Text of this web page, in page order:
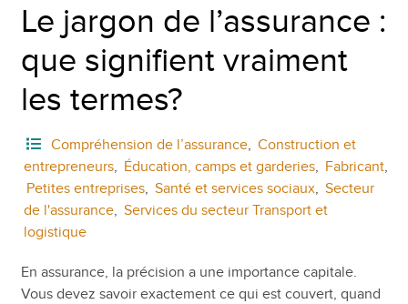
Le jargon de l’assurance :
que signifient vraiment
les termes?
Compréhension de l’assurance, Construction et
entrepreneurs, Éducation, camps et garderies, Fabricant,
Petites entreprises, Santé et services sociaux, Secteur
de l'assurance, Services du secteur Transport et
logistique
En assurance, la précision a une importance capitale.
Vous devez savoir exactement ce qui est couvert, quand